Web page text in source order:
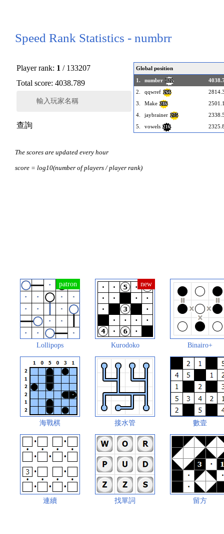
Speed Rank Statistics - numbrr
Player rank: 1 / 133207
Total score: 4038.789
輸入玩家名稱
查詢
Global position
1.
numbrr 322
2.
qqwref 266
3.
Make 286
4.
jaybrainer 275
5.
vowels 216
The scores are updated every hour
score = log10(number of players / player rank)
Lollipops Kurodoko Binairo+
海戰棋 接水管 數壹
連續 找單詞 留方